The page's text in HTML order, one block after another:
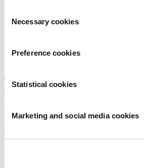
Necessary cookies
Preference cookies
Statistical cookies
Marketing and social media cookies
cocktails maken is een fluitje van 1 cent !
Mixtender cocktail purees and mixes
introductie in 2002 een enorm succes
awards in binnen en buitenland voor de
kwaliteit, het werd tijd voor een nieuwe
Mixtender cocktail puree en rtu mix verpakt
pour fles van 1 liter met afsluitdop, en een